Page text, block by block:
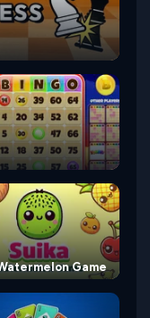
Game